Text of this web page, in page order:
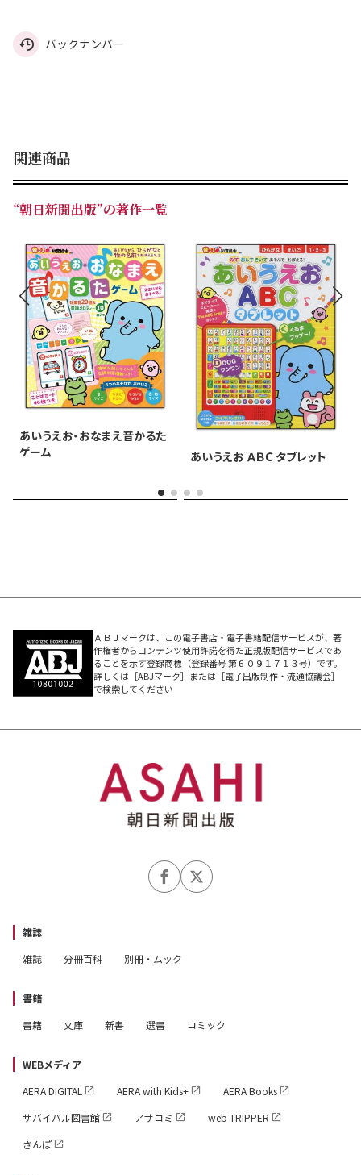
バックナンバー
関連商品
“朝日新聞出版”の著作一覧
あいうえお・おなまえ音かるた
ゲーム
あいうえお ＡＢＣ タブレット
ＡＢＪマークは、この電子書店・電子書籍配信サービスが、著
作権者からコンテンツ使用許諾を得た正規版配信サービスであ
ることを示す登録商標（登録番号 第６０９１７１３号）です。
詳しくは［ABJマーク］または［電子出版制作・流通協議会］
で検索してください
雑誌
雑誌
分冊百科 別冊・ムック
書籍
書籍
文庫 新書 選書 コミック
WEBメディア
AERA DIGITAL
AERA with Kids+
AERA Books
サバイバル図書館
アサコミ
web TRIPPER
さんぽ